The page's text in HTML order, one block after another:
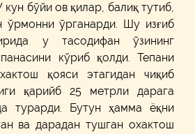
бўйи ов қилар, балиқ тутиб,
ўрмонни ўрганарди. Шу изғиб
у тасодифан ўзининг
кўриб қолди. Тепани
қояси этагидан чиқиб
қарийб 25 метрли дарага
турарди. Бутун ҳамма ёқни
ва дарадан тушган охактош